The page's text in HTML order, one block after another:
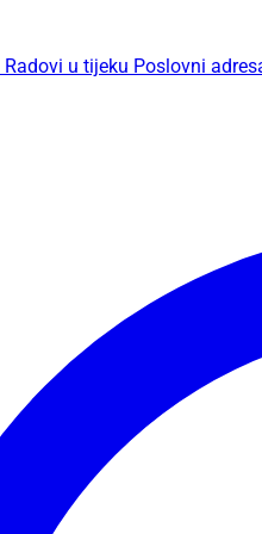
Radovi u tijeku Poslovni